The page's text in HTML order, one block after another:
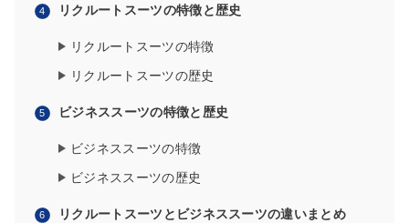
リクルートスーツの特徴と歴史
リクルートスーツの特徴
リクルートスーツの歴史
ビジネススーツの特徴と歴史
ビジネススーツの特徴
ビジネススーツの歴史
リクルートスーツとビジネススーツの違いまとめ